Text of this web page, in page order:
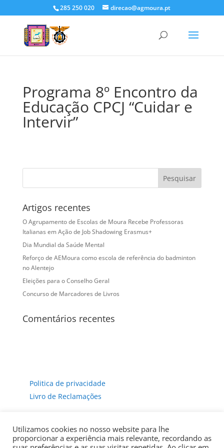
285 250 020 direcao@agmoura.pt
Programa 8º Encontro da
Educação CPCJ “Cuidar e
Intervir”
Artigos recentes
O Agrupamento de Escolas de Moura Recebe Professoras
Italianas em Ação de Job Shadowing Erasmus+
Dia Mundial da Saúde Mental
Reforço de AEMoura como escola de referência do badminton
no Alentejo
Eleições para o Conselho Geral
Concurso de Marcadores de Livros
Comentários recentes
Politica de privacidade
Livro de Reclamações
Utilizamos cookies no nosso website para lhe
proporcionar a experiência mais relevante, recordando as